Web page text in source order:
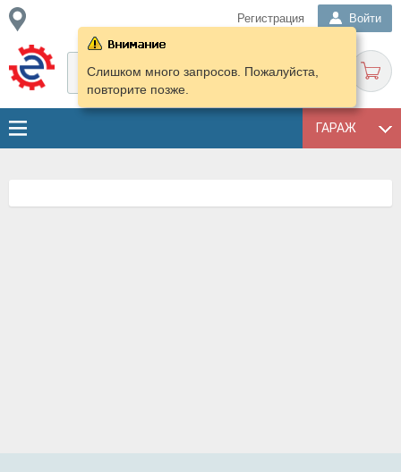
Регистрация Войти
ГАРАЖ
Слишком много запросов. Пожалуйста,
повторите позже.